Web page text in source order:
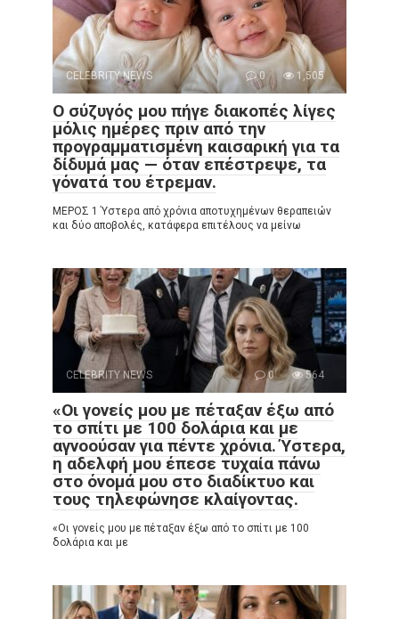
CELEBRITY NEWS 0 1,505
Ο σύζυγός μου πήγε διακοπές λίγες
μόλις ημέρες πριν από την
προγραμματισμένη καισαρική για τα
δίδυμά μας — όταν επέστρεψε, τα
γόνατά του έτρεμαν.
ΜΕΡΟΣ 1 Ύστερα από χρόνια αποτυχημένων θεραπειών
και δύο αποβολές, κατάφερα επιτέλους να μείνω
CELEBRITY NEWS 0 564
«Οι γονείς μου με πέταξαν έξω από
το σπίτι με 100 δολάρια και με
αγνοούσαν για πέντε χρόνια. Ύστερα,
η αδελφή μου έπεσε τυχαία πάνω
στο όνομά μου στο διαδίκτυο και
τους τηλεφώνησε κλαίγοντας.
«Οι γονείς μου με πέταξαν έξω από το σπίτι με 100
δολάρια και με